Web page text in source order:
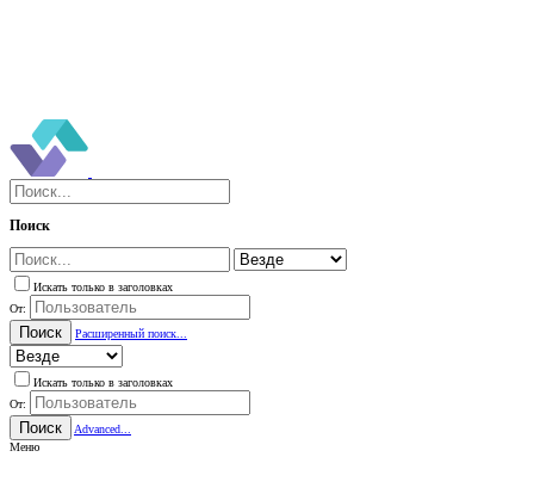
Поиск
Искать только в заголовках
От:
Поиск Расширенный поиск...
Искать только в заголовках
От:
Поиск
Advanced...
Меню